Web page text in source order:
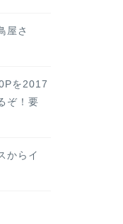
屋さ
を2017
ぞ！要
からイ